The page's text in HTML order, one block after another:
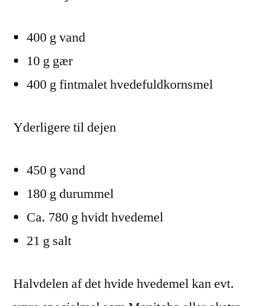
400 g vand
10 g gær
400 g fintmalet hvedefuldkornsmel
Yderligere til dejen
450 g vand
180 g durummel
Ca. 780 g hvidt hvedemel
21 g salt
Halvdelen af det hvide hvedemel kan evt.